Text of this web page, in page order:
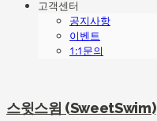
고객센터
공지사항
이벤트
1:1문의
스윗스윔 (SweetSwim)